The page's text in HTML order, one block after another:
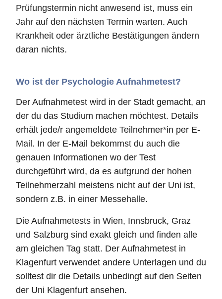
Prüfungstermin nicht anwesend ist, muss ein
Jahr auf den nächsten Termin warten. Auch
Krankheit oder ärztliche Bestätigungen ändern
daran nichts.
Wo ist der Psychologie Aufnahmetest?
Der Aufnahmetest wird in der Stadt gemacht, an
der du das Studium machen möchtest. Details
erhält jede/r angemeldete Teilnehmer*in per E-
Mail. In der E-Mail bekommst du auch die
genauen Informationen wo der Test
durchgeführt wird, da es aufgrund der hohen
Teilnehmerzahl meistens nicht auf der Uni ist,
sondern z.B. in einer Messehalle.
Die Aufnahmetests in Wien, Innsbruck, Graz
und Salzburg sind exakt gleich und finden alle
am gleichen Tag statt. Der Aufnahmetest in
Klagenfurt verwendet andere Unterlagen und du
solltest dir die Details unbedingt auf den Seiten
der Uni Klagenfurt ansehen.